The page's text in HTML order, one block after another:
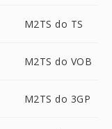
M2TS do TS
M2TS do VOB
M2TS do 3GP